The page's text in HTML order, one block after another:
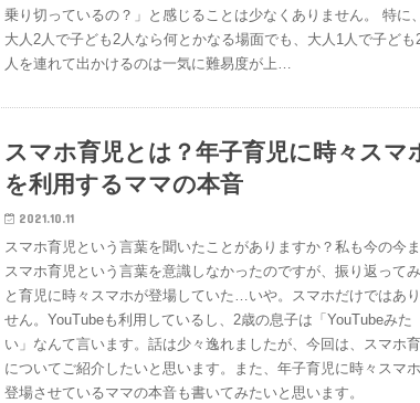
乗り切っているの？」と感じることは少なくありません。 特に、
大人2人で子ども2人なら何とかなる場面でも、大人1人で子ども
人を連れて出かけるのは一気に難易度が上…
スマホ育児とは？年子育児に時々スマ
を利用するママの本音
2021.10.11
スマホ育児という言葉を聞いたことがありますか？私も今の今
スマホ育児という言葉を意識しなかったのですが、振り返って
と育児に時々スマホが登場していた…いや。スマホだけではあ
せん。YouTubeも利用しているし、2歳の息子は「YouTubeみた
い」なんて言います。話は少々逸れましたが、今回は、スマホ
についてご紹介したいと思います。また、年子育児に時々スマ
登場させているママの本音も書いてみたいと思います。